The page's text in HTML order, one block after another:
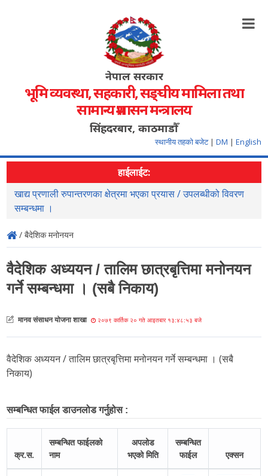
नेपाल सरकार
भूमि व्यवस्था, सहकारी, सङ्‍घीय मामिला तथा
सामान्य प्रशासन मन्त्रालय
सिंहदरबार, काठमाडौँ
स्थानीय तहको बजेट | DM | English
हाईलाईट:
खाद्य प्रणाली रुपान्तरणका क्षेत्रमा भएका प्रयास / उपलब्धीको विवरण
सम्बन्धमा ।
/ बैदेशिक मनोनयन
वैदेशिक अध्ययन / तालिम छात्रबृत्तिमा मनोनयन
गर्ने सम्बन्धमा । (सबै निकाय)
मानव संसाधन योजना शाखा २०७९ कार्तिक २० गते आइतबार १३:४८:५३ बजे
वैदेशिक अध्ययन / तालिम छात्रबृत्तिमा मनोनयन गर्ने सम्बन्धमा । (सबै
निकाय)
सम्बन्धित फाईल डाउनलोड गर्नुहोस :
क्र.स.
सम्बन्धित फाईलको
नाम
अपलोड
भएको मिति
सम्बन्धित
फाईल
एक्सन